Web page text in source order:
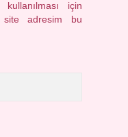
için
site adresim bu